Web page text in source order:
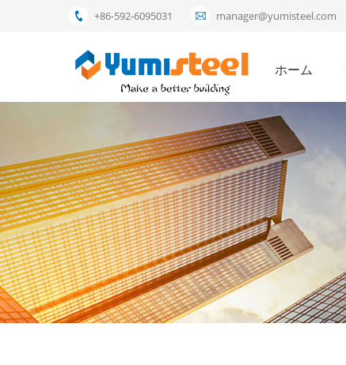
+86-592-6095031 manager@yumisteel.com
ホーム